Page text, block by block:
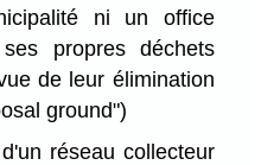
ni un office
propres déchets
de leur élimination
ground")
réseau collecteur